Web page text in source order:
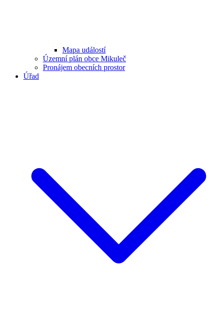
Mapa událostí
Územní plán obce Mikuleč
Pronájem obecních prostor
Úřad